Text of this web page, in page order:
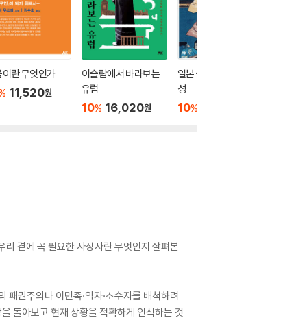
이란 무엇인가
11,520원
이슬람에서 바라보는
유럽
10% 16,020원
일본 중세적 세계의 형
성
10%
곁에 꼭 필요한 사상사란 무엇인지 살펴본
권주의나 이민족·약자·소수자를 배척하려
돌아보고 현재 상황을 적확하게 인식하는 것